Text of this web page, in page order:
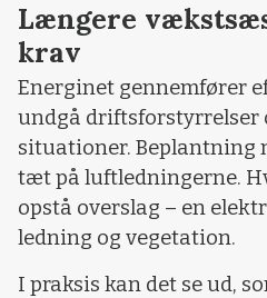
Længere
krav
Energinet gennemfører
undgå driftsforstyrrelser
situationer. Beplantning
tæt på luftledningerne.
opstå overslag – en
ledning og vegetation.
I praksis kan det se ud,